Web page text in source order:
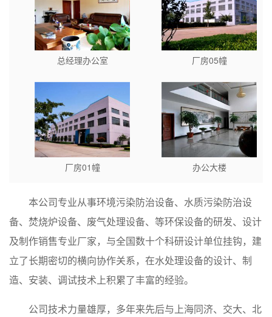
总经理办公室 厂房05幢
厂房01幢 办公大楼
本公司专业从事环境污染防治设备、水质污染防治设
备、焚烧炉设备、废气处理设备、等环保设备的研发、设计
及制作销售专业厂家，与全国数十个科研设计单位挂钩，建
立了长期密切的横向协作关系，在水处理设备的设计、制
造、安装、调试技术上积累了丰富的经验。
公司技术力量雄厚，多年来先后与上海同济、交大、北